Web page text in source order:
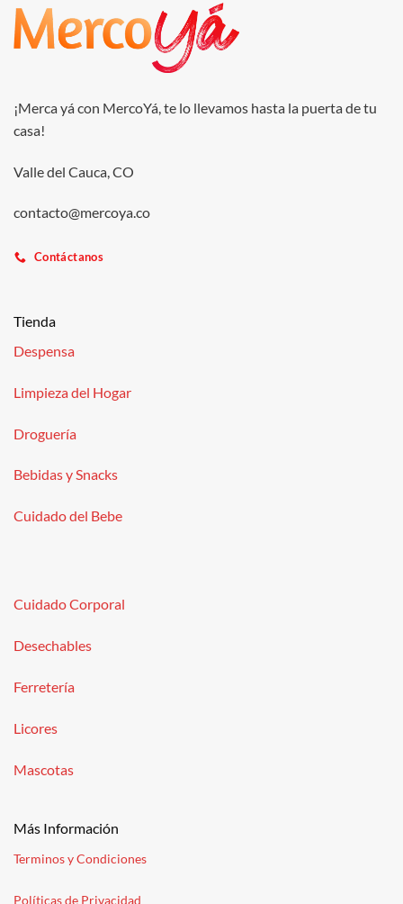
¡Merca yá con MercoYá, te lo llevamos hasta la puerta de tu
casa!
Valle del Cauca, CO
contacto@mercoya.co
Contáctanos
Tienda
Despensa
Limpieza del Hogar
Droguería
Bebidas y Snacks
Cuidado del Bebe
Cuidado Corporal
Desechables
Ferretería
Licores
Mascotas
Más Información
Terminos y Condiciones
Políticas de Privacidad